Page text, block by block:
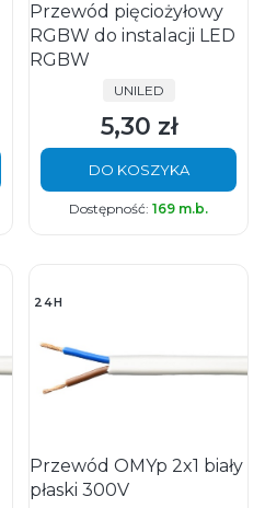
Przewód pięciożyłowy
RGBW do instalacji LED
RGBW
PRODUCENT
UNILED
Cena
5,30 zł
DO KOSZYKA
Dostępność: 169 m.b.
24H
Przewód OMYp 2x1 biały
płaski 300V